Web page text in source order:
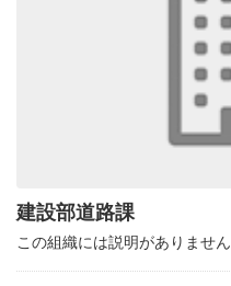
建設部道路課
この組織には説明がありません